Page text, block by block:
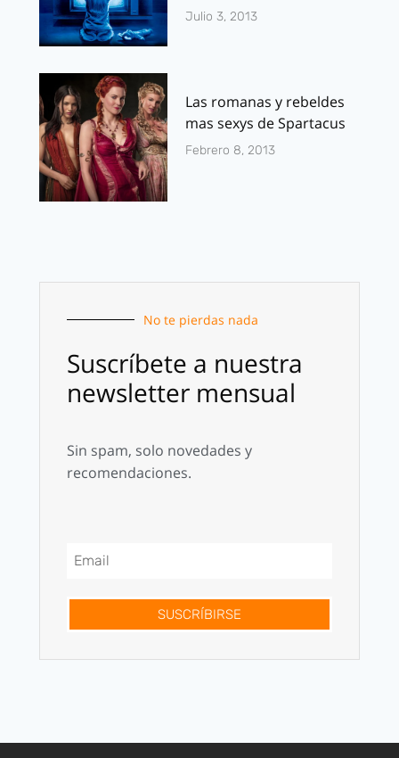
Julio 3, 2013
Las romanas y rebeldes
mas sexys de Spartacus
Febrero 8, 2013
No te pierdas nada
Suscríbete a nuestra
newsletter mensual
Sin spam, solo novedades y
recomendaciones.
SUSCRÍBIRSE